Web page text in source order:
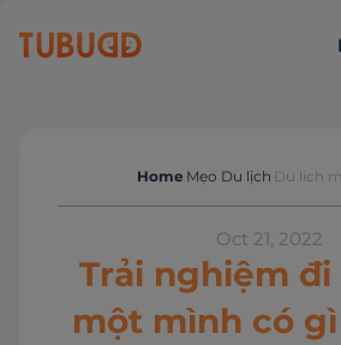
Mẹo Du
Home Mẹo Du lịch Du lich
Oct 21, 2022
Trải nghiệm
một mình có